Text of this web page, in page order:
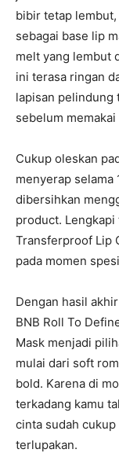
bibir tetap
sebagai base lip
melt yang lembut
ini terasa ringan
lapisan pelindung
sebelum
Cukup oleskan
menyerap
dibersihkan
product.
Transferproof Lip
pada momen
Dengan hasil
BNB Roll To
Mask menjadi
mulai dari soft
bold. Karena di
terkadang kamu
cinta sudah
terlupakan.